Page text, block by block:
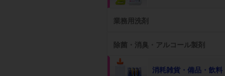
業務用洗剤
除菌・消臭・アルコール製剤
消耗雑貨・備品・飲料